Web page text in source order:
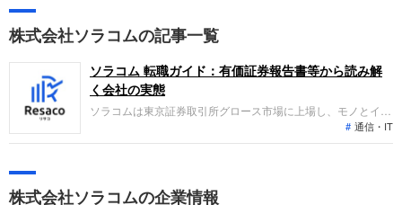
株式会社ソラコムの記事一覧
ソラコム 転職ガイド：有価証券報告書等から読み解
く会社の実態
ソラコムは東京証券取引所グロース市場に上場し、モノとイン
ターネットをつなぐAI/IoTプラットフォーム事業を展開してい
ます。IoT通信回線やデータ保存・可視化などの機能をワンス
ました。
通信・IT
株式会社ソラコムの企業情報